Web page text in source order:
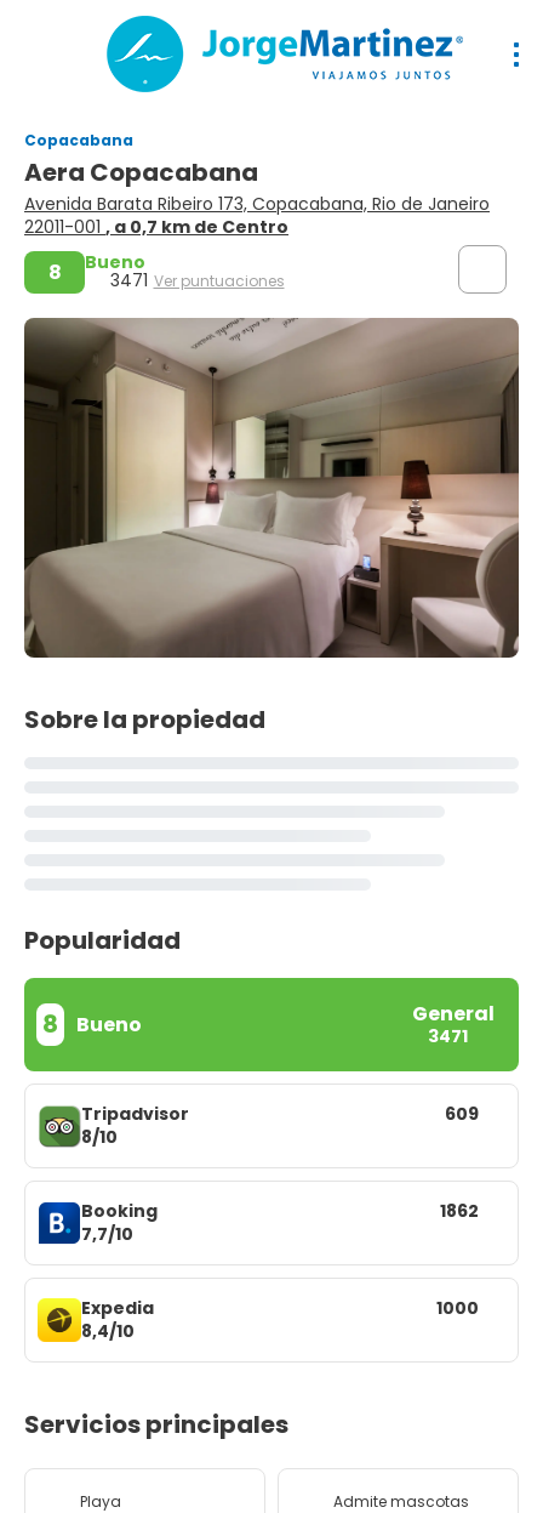
Copacabana
Aera Copacabana
Avenida Barata Ribeiro 173, Copacabana, Rio de Janeiro
22011-001 , a 0,7 km de Centro
8 Bueno
3471 Ver puntuaciones
Sobre la propiedad
Popularidad
8 Bueno General
3471
Tripadvisor
8/10
609
Booking
7,7/10
1862
Expedia
8,4/10
1000
Servicios principales
Playa Admite mascotas